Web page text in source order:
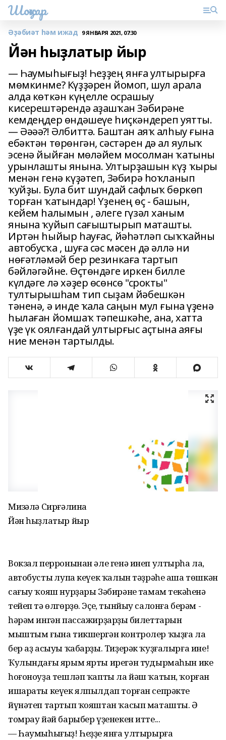
Шоңҡар
Әҙәбиәт һәм ижад 9 ЯНВАРЯ 2021, 07:30
Йән һыҙлатыр йыр
— Һаумыһығыҙ! Һеҙҙең янға ултырырға
мөмкинме? Күҙҙәрен йомоп, шул арала
алда көткән күңелле осрашыу
кисерештәрендә аҙашҡан Зәбирәне
кемдеңдер өндәшеүе һиҫкәндереп уятты.
— Әәәә?! Әлбиттә. Баштан аяҡ алһыу ғына
ебәктән төрөнгән, сәстәрен дә ал яулыҡ
эсенә йыйған мөләйем мосолман ҡатыны
урынлашты янына. Ултырҙашын күҙ ҡыры
менән генә күҙәтеп, Зәбирә һоҡланып
ҡуйҙы. Була бит шундай сафлыҡ бөркөп
торған ҡатындар! Үҙенең өҫ - башын,
кейем һалымын , әлеге гүзәл ханым
янына ҡуйып сағыштырып маташты.
Иртән һыйыр һауғас, йәһәтләп сыҡҡайны
автобусҡа , шуға сәс мәсен дә әллә ни
нөғәтләмәй бер резинкаға тартып
бәйләгәйне. Өҫтөндәге иркен билле
күлдәге лә хәҙер өсөнсө "срокты"
тултырышһам тип сыҙам йәбешкән
тәненә, ә инде ҡала саңын мул ғына үҙенә
һылаған йомшаҡ тәпешкәһе, ана, хатта
үҙе үк оялғандай ултырғыс аҫтына аяғы
ние менән тартылды.
Миңзәлә Сирғәлина
Йән һыҙлатыр йыр
Вокзал перронынан әле генә инеп ултырһа ла,
автобустың лупа кеүек ҡалын тәҙрәһе аша төшкән
сағыу ҡояш нурҙары Зәбирәнең тамам теңкәһенә
тейеп тә өлгөрҙө. Эҫе, тынйыу салонға берәм -
һәрәм ингән пассажирҙарҙың билеттарын
мыштым ғына тикшергән контролер ҡыҙға ла
бер аҙ асыуы ҡабарҙы. Тиҙерәк ҡуҙғалырға ине!
Ҡулындағы ярым ярты ирегән туңдырмаһын ике
һоғоноуҙа тешләп ҡапты ла йәш ҡатын, ҡорған
ишараты кеүек ялпылдап торған сепрәкте
йүнәтеп тартып ҡояштан ҡасып маташты. Ә
томрау йәй барыбер үҙенекен итте...
— Һаумыһығыҙ! Һеҙҙең янға ултырырға